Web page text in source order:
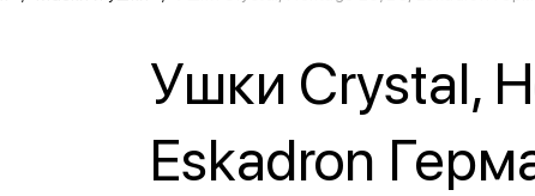
Ушки Crystal,
Eskadron